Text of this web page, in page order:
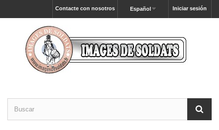
Iniciar sesión
Español
Contacte con nosotros